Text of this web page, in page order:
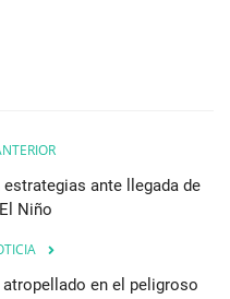
estrategias ante llegada de
Niño
en el peligroso